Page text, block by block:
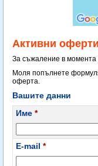
Активни оферти
За съжаление в
Моля попълнете
оферта.
Вашите данни
Име *
E-mail *